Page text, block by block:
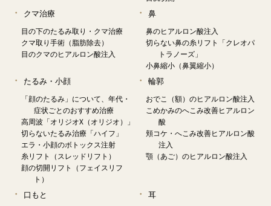
クマ治療
目の下のたるみ取り・クマ治療
クマ取り手術（脂肪除去）
目のクマのヒアルロン酸注入
鼻
鼻のヒアルロン酸注入
切らない鼻の糸リフト「クレオパ
トラノーズ」
小鼻縮小（鼻翼縮小）
たるみ・小顔
「顔のたるみ」について、年代・
症状ごとのおすすめ治療
高周波「オリジオX（オリジオ）」
切らないたるみ治療「ハイフ」
エラ・小顔のボトックス注射
糸リフト（スレッドリフト）
顔の切開リフト（フェイスリフ
ト）
輪郭
おでこ（額）のヒアルロン酸注入
こめかみのへこみ改善ヒアルロン
酸
頬コケ・へこみ改善ヒアルロン酸
注入
顎（あご）のヒアルロン酸注入
口もと 耳